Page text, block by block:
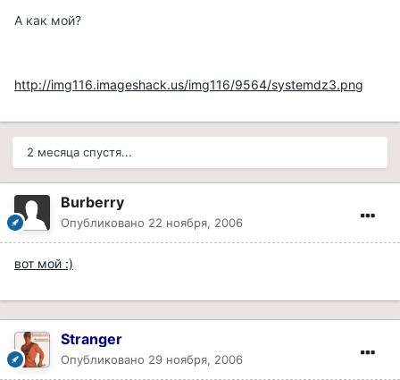
А как мой?
http://img116.imageshack.us/img116/9564/systemdz3.png
2 месяца спустя...
Burberry
Опубликовано 22 ноября, 2006
вот мой :)
Stranger
Опубликовано 29 ноября, 2006